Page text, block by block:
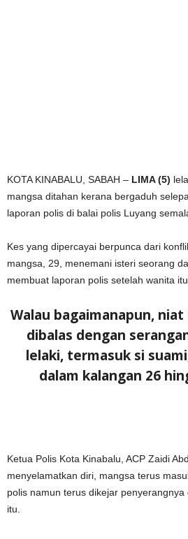
KOTA KINABALU, SABAH – LIMA (5)
mangsa ditahan kerana bergaduh
laporan polis di balai polis Luyang
Kes yang dipercayai berpunca dari
mangsa, 29, menemani isteri seorang
membuat laporan polis setelah wanita
Walau bagaimanapun,
dibalas dengan
lelaki, termasuk si
dalam kalangan 26
Ketua Polis Kota Kinabalu, ACP Zaidi
menyelamatkan diri, mangsa terus
polis namun terus dikejar
itu.